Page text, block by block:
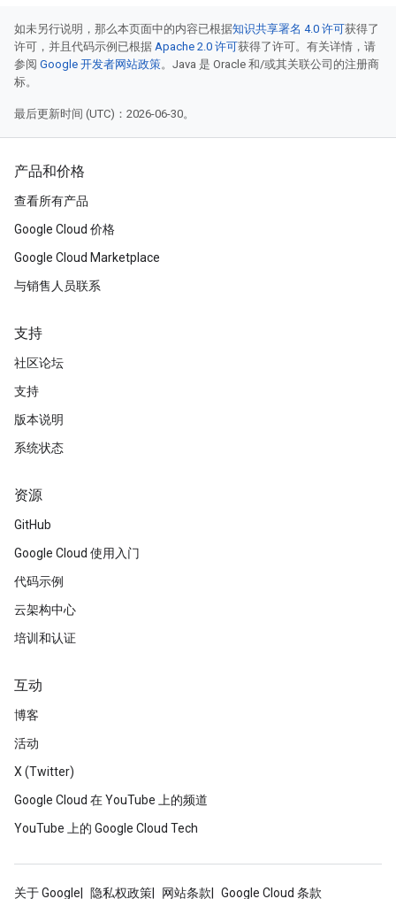
如未另行说明，那么本页面中的内容已根据知识共享署名 4.0 许可获得了
许可，并且代码示例已根据 Apache 2.0 许可获得了许可。有关详情，请
参阅 Google 开发者网站政策。Java 是 Oracle 和/或其关联公司的注册商
标。
最后更新时间 (UTC)：2026-06-30。
产品和价格
查看所有产品
Google Cloud 价格
Google Cloud Marketplace
与销售人员联系
支持
社区论坛
支持
版本说明
系统状态
资源
GitHub
Google Cloud 使用入门
代码示例
云架构中心
培训和认证
互动
博客
活动
X (Twitter)
Google Cloud 在 YouTube 上的频道
YouTube 上的 Google Cloud Tech
关于 Google 隐私权政策 网站条款 Google Cloud 条款